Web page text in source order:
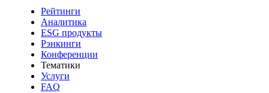
Рейтинги
Аналитика
ESG продукты
Рэнкинги
Конференции
Тематики
Услуги
FAQ